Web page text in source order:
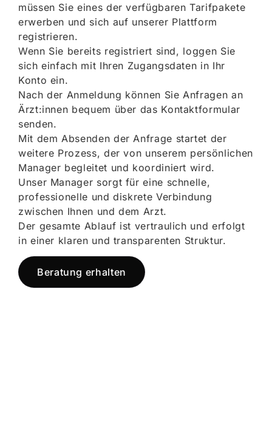
müssen Sie eines der verfügbaren Tarifpakete
erwerben und sich auf unserer Plattform
registrieren.
Wenn Sie bereits registriert sind, loggen Sie
sich einfach mit Ihren Zugangsdaten in Ihr
Konto ein.
Nach der Anmeldung können Sie Anfragen an
Ärzt:innen bequem über das Kontaktformular
senden.
Mit dem Absenden der Anfrage startet der
weitere Prozess, der von unserem persönlichen
Manager begleitet und koordiniert wird.
Unser Manager sorgt für eine schnelle,
professionelle und diskrete Verbindung
zwischen Ihnen und dem Arzt.
Der gesamte Ablauf ist vertraulich und erfolgt
in einer klaren und transparenten Struktur.
Beratung erhalten